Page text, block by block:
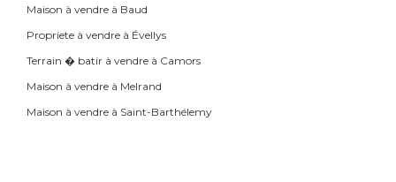
Maison à vendre à Baud
Propriete à vendre à Évellys
Terrain � batir à vendre à Camors
Maison à vendre à Melrand
Maison à vendre à Saint-Barthélemy